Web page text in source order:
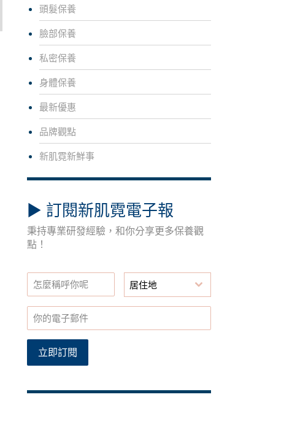
頭髮保養
臉部保養
私密保養
身體保養
最新優惠
品牌觀點
新肌霓新鮮事
▶︎ 訂閱新肌霓電子報
秉持專業研發經驗，和你分享更多保養觀
點！
居住地
立即訂閱